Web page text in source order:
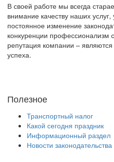
В своей работе мы всегда
внимание качеству наших
постоянное изменение
конкуренции профессионализм
репутация компании –
успеха.
Полезное
Транспортный налог
Какой сегодня праздник
Информационный раздел
Новости законодательства